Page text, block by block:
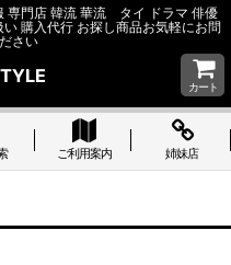
専門店 韓流 華流 タイ ドラマ 俳優
購入代行 お探し商品お気軽にお問
さい
カート
ご利用案内 姉妹店